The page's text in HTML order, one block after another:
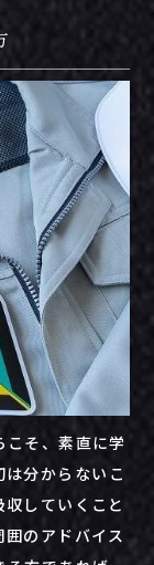
こそ、素直に学
は分から ない こ
収 し てい く こと
囲の アドバイス